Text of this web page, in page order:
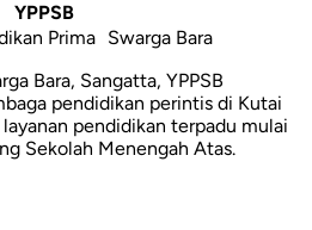
YPPSB
Prima Swarga Bara
Bara, Sangatta, YPPSB
pendidikan perintis di Kutai
pendidikan terpadu mulai
Sekolah Menengah Atas.